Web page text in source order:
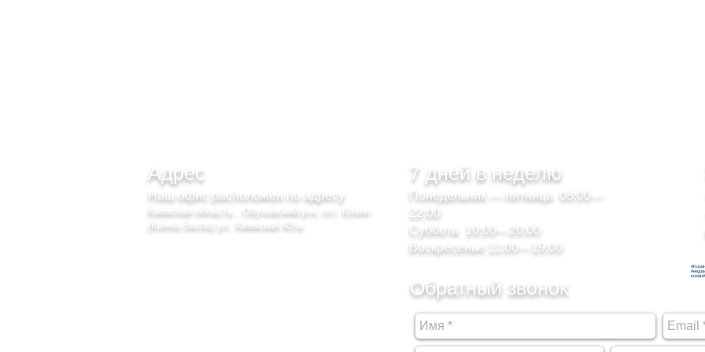
Адрес
Наш офис расположен по адресу
Киевская область , Обуховский р-н, пгт. Козин
(Конча-Заспа) ул. Киевская 43-а.
7 дней в неделю
Понедельник — пятница 08:00—
22:00
Суббота 10:00—20:00
Воскресенье 11:00—19:00
Обратный звонок